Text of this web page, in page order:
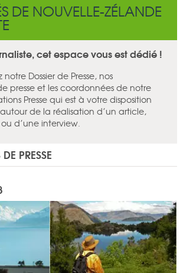
DE NOUVELLE-ZÉLANDE
cet espace vous est dédié !
Dossier de Presse, nos
presse et les coordonnées de notre
Presse qui est à votre disposition
de la réalisation d’un article,
d’une interview.
PRESSE